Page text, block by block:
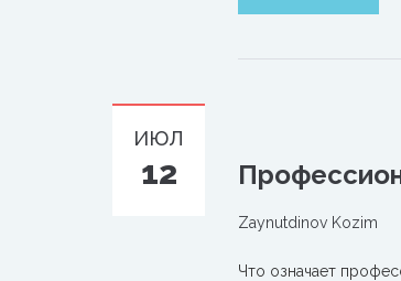
ИЮЛ
12
Zaynutdinov Kozim
Что означает